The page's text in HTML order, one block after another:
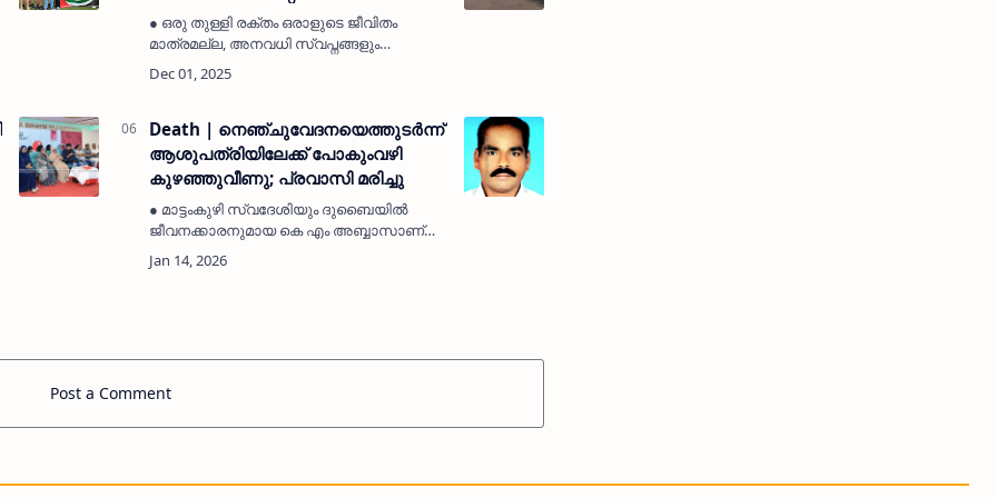
തളങ്കര
● ഒരു തുള്ളി രക്തം ഒരാളുടെ ജീവിതം
മാത്രമല്ല, അനവധി സ്വപ്നങ്ങളും
പ്രത്യാശകളും രക്ഷിക്കാൻ ശക്തിയുണ്ട്. ●
പ്രവാസ സമൂഹം ഈ മഹത്തായ
മുൻപന്തിയിലുണ്ടാകുന്നത്
അഭിമാനകരമാണെന്…
Death | നെഞ്ചുവേദനയെത്തുടർന്ന്
ആശുപത്രിയിലേക്ക് പോകുംവഴി
കുഴഞ്ഞുവീണു; പ്രവാസി മരിച്ചു
● മാട്ടംകുഴി സ്വദേശിയും ദുബൈയിൽ
ജീവനക്കാരനുമായ കെ എം അബ്ബാസാണ്
മരിച്ചത്● ഒരു മാസം മുമ്പാണ് ഇദ്ദേഹം
അവധിക്ക് നാട്ടിലെത്തിയത്കുമ്പള:
Post a Comment